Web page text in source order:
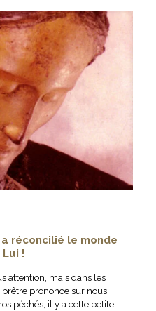
réconcilié le monde
!
attention, mais dans les
prêtre prononce sur nous
péchés, il y a cette petite